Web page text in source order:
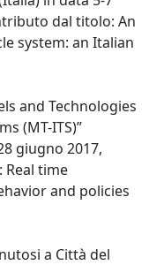
dal titolo: An
system: an Italian
and Technologies
(MT-ITS)”
giugno 2017,
time
and policies
a Città del